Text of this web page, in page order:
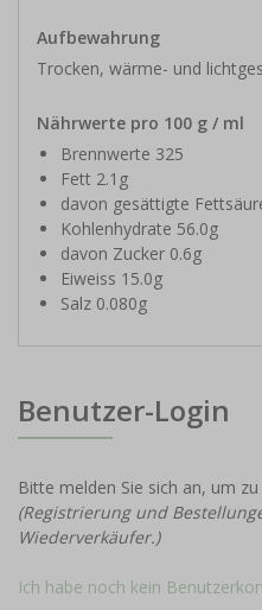
Aufbewahrung
Trocken, wärme- und
Nährwerte pro 100 g / ml
Brennwerte 325
Fett 2.1g
davon gesättigte
Kohlenhydrate 56.0g
davon Zucker 0.6g
Eiweiss 15.0g
Salz 0.080g
Benutzer-Login
Bitte melden Sie sich an, um
(Registrierung und
Wiederverkäufer.)
Ich habe noch kein